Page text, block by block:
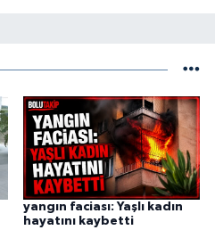
yangın faciası: Yaşlı kadın
hayatını kaybetti